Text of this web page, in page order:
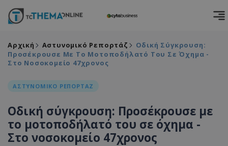
Αρχική Αστυνομικό Ρεπορτάζ
Οδική Σύγκρουση:
Προσέκρουσε Με Το Μοτοποδήλατό Του Σε Όχημα -
Στο Νοσοκομείο 47χρονος
ΑΣΤΥΝΟΜΙΚΟ ΡΕΠΟΡΤΑΖ
Οδική σύγκρουση: Προσέκρουσε με
το μοτοποδήλατό του σε όχημα -
Στο νοσοκομείο 47χρονος